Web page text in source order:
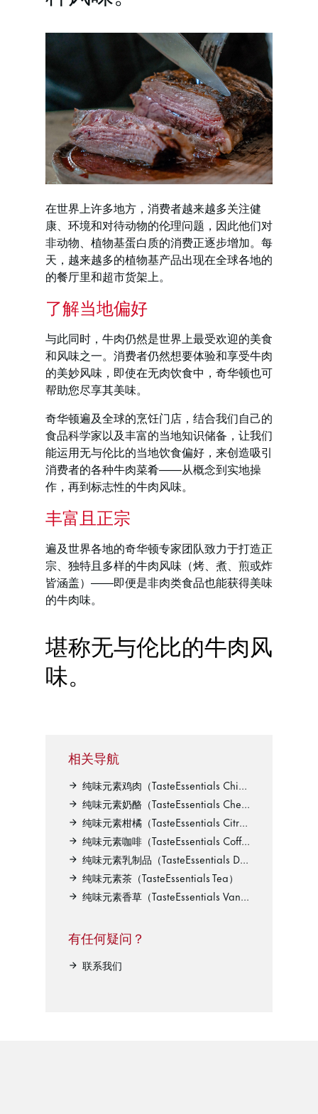
相关导航
纯味元素鸡肉（TasteEssentials Chicken）
纯味元素奶酪（TasteEssentials Cheese）
纯味元素柑橘（TasteEssentials Citrus）
纯味元素咖啡（TasteEssentials Coffee）
纯味元素乳制品（TasteEssentials Dairy）
纯味元素茶（TasteEssentials Tea）
纯味元素香草（TasteEssentials Vanilla）
有任何疑问？
联系我们
在世界上许多地方，消费者越来越多关注健
康、环境和对待动物的伦理问题，因此他们对
非动物、植物基蛋白质的消费正逐步增加。每
天，越来越多的植物基产品出现在全球各地的
的餐厅里和超市货架上。
了解当地偏好
与此同时，牛肉仍然是世界上最受欢迎的美食
和风味之一。消费者仍然想要体验和享受牛肉
的美妙风味，即使在无肉饮食中，奇华顿也可
帮助您尽享其美味。
奇华顿遍及全球的烹饪门店，结合我们自己的
食品科学家以及丰富的当地知识储备，让我们
能运用无与伦比的当地饮食偏好，来创造吸引
消费者的各种牛肉菜肴——从概念到实地操
作，再到标志性的牛肉风味。
丰富且正宗
遍及世界各地的奇华顿专家团队致力于打造正
宗、独特且多样的牛肉风味（烤、煮、煎或炸
皆涵盖）——即便是非肉类食品也能获得美味
的牛肉味。
堪称无与伦比的牛肉风
味。